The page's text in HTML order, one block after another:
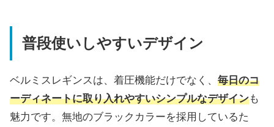
普段使いしやすいデザイン
ベルミスレギンスは、着圧機能だけでなく、 毎日のコ
ーディネートに取り入れやすいシンプルなデザインも
魅力です。無地のブラックカラーを採用しているた